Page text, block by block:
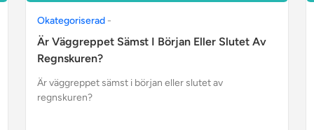
Okategoriserad -
Är Väggreppet Sämst I Början Eller Slutet Av
Regnskuren?
Är väggreppet sämst i början eller slutet av
regnskuren?